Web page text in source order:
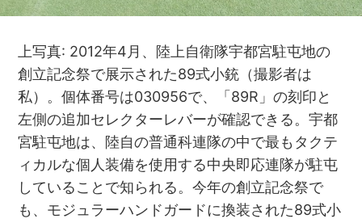
上写真: 2012年4月、陸上自衛隊宇都宮駐屯地の
創立記念祭で展示された89式小銃（撮影者は
私）。個体番号は030956で、「89R」の刻印と
左側の追加セレクターレバーが確認できる。宇都
宮駐屯地は、陸自の普通科連隊の中で最もタクテ
ィカルな個人装備を使用する中央即応連隊が駐屯
していることで知られる。今年の創立記念祭で
も、モジュラーハンドガードに換装された89式小